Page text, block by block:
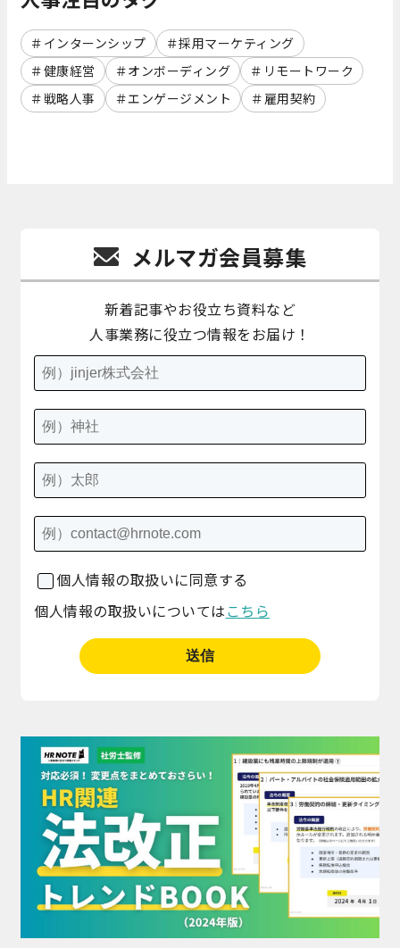
インターンシップ
採用マーケティング
健康経営
オンボーディング
リモートワーク
戦略人事
エンゲージメント 雇用契約
メルマガ会員募集
新着記事やお役立ち資料など
人事業務に役立つ情報をお届け！
個人情報の取扱いに同意する
個人情報の取扱いについては こちら